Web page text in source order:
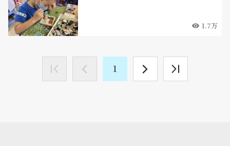
1.7万
1